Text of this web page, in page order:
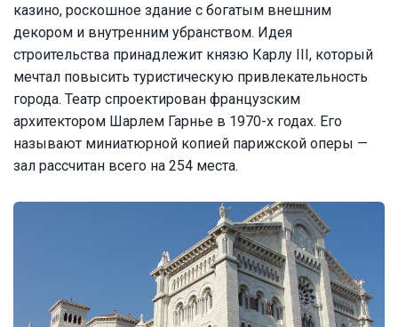
казино, роскошное здание с богатым внешним
декором и внутренним убранством. Идея
строительства принадлежит князю Карлу III, который
мечтал повысить туристическую привлекательность
города. Театр спроектирован французским
архитектором Шарлем Гарнье в 1970-х годах. Его
называют миниатюрной копией парижской оперы —
зал рассчитан всего на 254 места.